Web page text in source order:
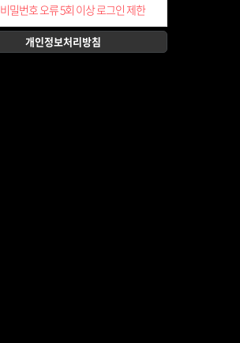
비밀번호 오류 5회 이상 로그인 제한
개인정보처리방침